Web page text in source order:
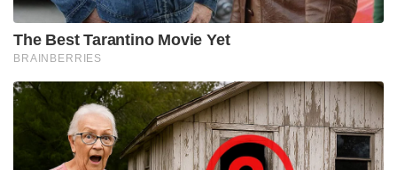
The Best Tarantino Movie Yet
BRAINBERRIES